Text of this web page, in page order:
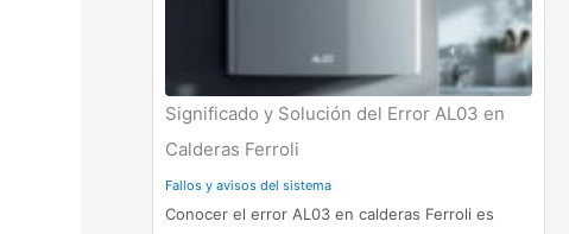
Significado y Solución del Error AL03 en
Calderas Ferroli
Fallos y avisos del sistema
Conocer el error AL03 en calderas Ferroli es